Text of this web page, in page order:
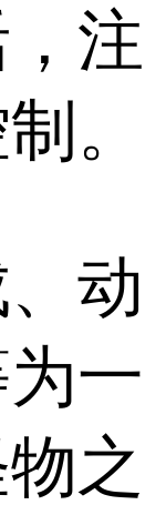
注
。
动
一
之